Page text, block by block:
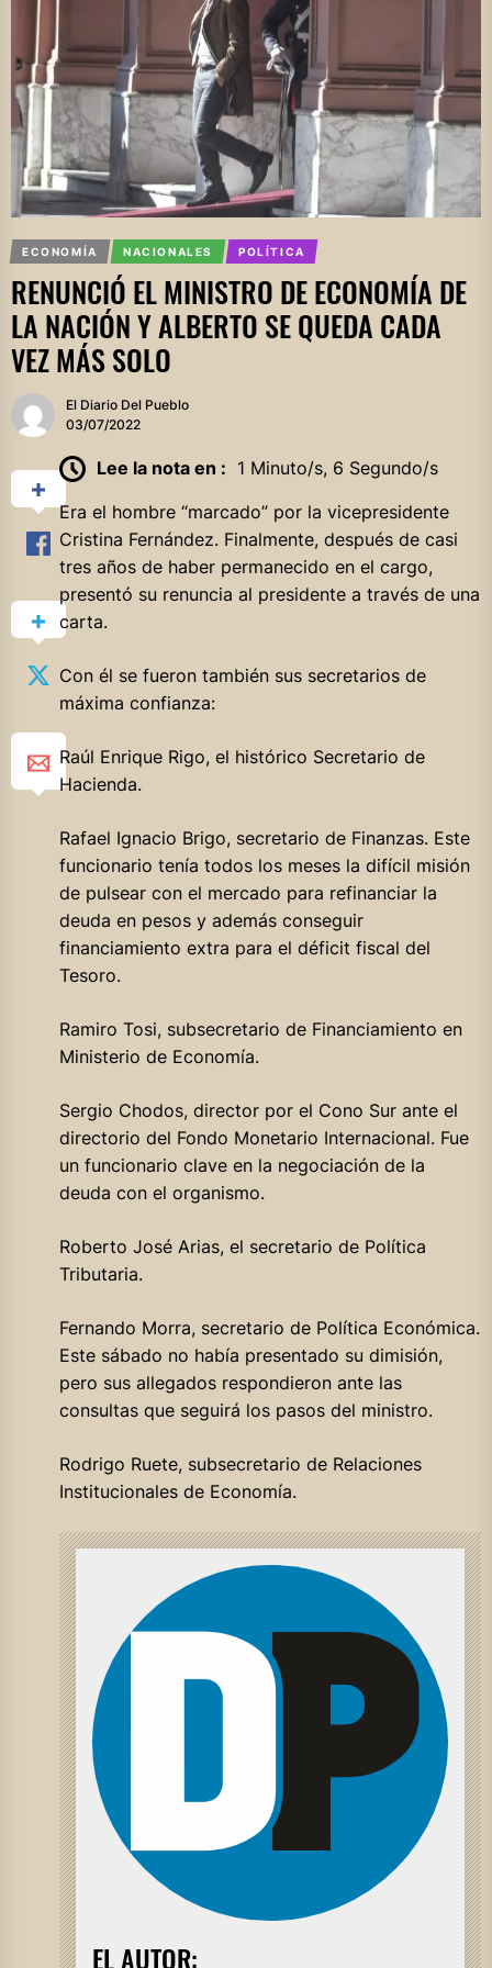
ECONOMÍA NACIONALES POLÍTICA
RENUNCIÓ EL MINISTRO DE ECONOMÍA DE
LA NACIÓN Y ALBERTO SE QUEDA CADA
VEZ MÁS SOLO
El Diario Del Pueblo
03/07/2022
Lee la nota en : 1 Minuto/s, 6 Segundo/s
Era el hombre “marcado” por la vicepresidente
Cristina Fernández. Finalmente, después de casi
tres años de haber permanecido en el cargo,
presentó su renuncia al presidente a través de una
carta.
Con él se fueron también sus secretarios de
máxima confianza:
Raúl Enrique Rigo, el histórico Secretario de
Hacienda.
Rafael Ignacio Brigo, secretario de Finanzas. Este
funcionario tenía todos los meses la difícil misión
de pulsear con el mercado para refinanciar la
deuda en pesos y además conseguir
financiamiento extra para el déficit fiscal del
Tesoro.
Ramiro Tosi, subsecretario de Financiamiento en
Ministerio de Economía.
Sergio Chodos, director por el Cono Sur ante el
directorio del Fondo Monetario Internacional. Fue
un funcionario clave en la negociación de la
deuda con el organismo.
Roberto José Arias, el secretario de Política
Tributaria.
Fernando Morra, secretario de Política Económica.
Este sábado no había presentado su dimisión,
pero sus allegados respondieron ante las
consultas que seguirá los pasos del ministro.
Rodrigo Ruete, subsecretario de Relaciones
Institucionales de Economía.
EL AUTOR: